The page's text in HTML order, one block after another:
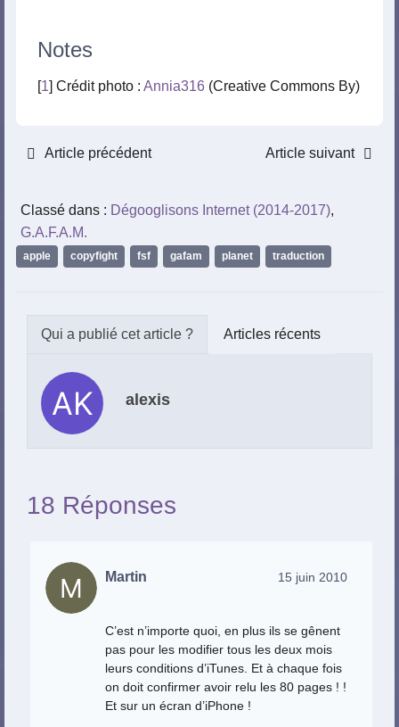
Notes
[1] Crédit photo : Annia316 (Creative Commons By)
Article précédent Article suivant
Classé dans : Dégooglisons Internet (2014-2017),
G.A.F.A.M.
apple copyfight fsf gafam planet traduction
Articles récents
alexis
18 Réponses
Martin 15 juin 2010
C’est n’importe quoi, en plus ils se gênent
pas pour les modifier tous les deux mois
leurs conditions d’iTunes. Et à chaque fois
on doit confirmer avoir relu les 80 pages ! !
Et sur un écran d’iPhone !